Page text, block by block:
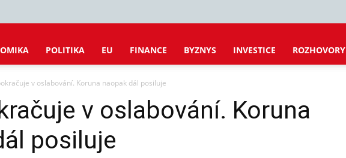
POLITIKA EU FINANCE BYZNYS INVESTICE ROZHOVORY
v oslabování. Koruna naopak dál posiluje
v oslabování. Koruna
posiluje